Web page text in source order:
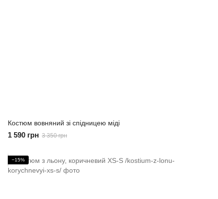
Костюм вовняний зі спідницею міді
1 590 грн 3 350 грн
−15%